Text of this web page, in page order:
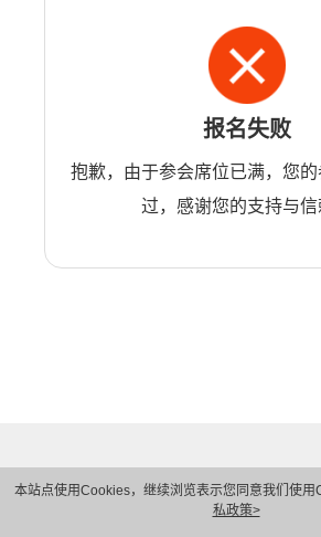
本站点使用Cookies，继续浏览表示您同意我们使用
私政策>
报名失败
抱歉，由于参会席位已满，您
过，感谢您的支持与信